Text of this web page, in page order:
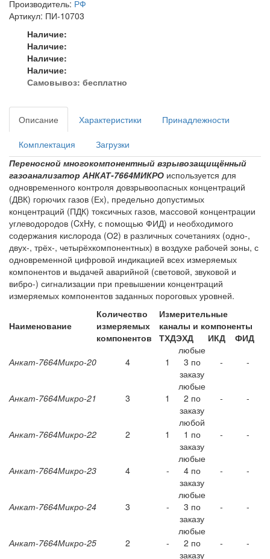
Производитель: РФ
Артикул: ПИ-10703
Наличие:
Наличие:
Наличие:
Наличие:
Самовывоз: бесплатно
Описание Характеристики Принадлежности
Комплектация
Загрузки
Переносной многокомпонентный взрывозащищённый
газоанализатор АНКАТ-7664МИКРО используется для
одновременного контроля довзрывоопасных концентраций
(ДВК) горючих газов (Ех), предельно допустимых
концентраций (ПДК) токсичных газов, массовой концентрации
углеводородов (CxHy, с помощью ФИД) и необходимого
содержания кислорода (О2) в различных сочетаниях (одно-,
двух-, трёх-, четырёхкомпонентных) в воздухе рабочей зоны, с
одновременной цифровой индикацией всех измеряемых
компонентов и выдачей аварийной (световой, звуковой и
вибро-) сигнализации при превышении концентраций
измеряемых компонентов заданных пороговых уровней.
Наименование
Количество
измеряемых
компонентов
Измерительные
каналы и компоненты
ТХДЭХД ИКД
ФИД
Анкат-7664Микро-20
4 1
любые
3 по
заказу
- -
Анкат-7664Микро-21 3 1
любые
2 по
заказу
- -
Анкат-7664Микро-22 2 1
любой
1 по
заказу
- -
Анкат-7664Микро-23 4 -
любые
4 по
заказу
- -
Анкат-7664Микро-24 3 -
любые
3 по
заказу
- -
Анкат-7664Микро-25 2 -
любые
2 по
заказу
- -